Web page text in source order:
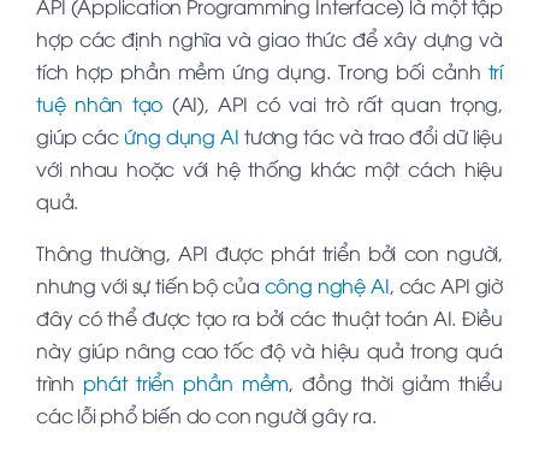
API (Application Programming Interface) là một tập
hợp các định nghĩa và giao thức để xây dựng và
tích hợp phần mềm ứng dụng. Trong bối cảnh trí
tuệ nhân tạo (AI), API có vai trò rất quan trọng,
giúp các ứng dụng AI tương tác và trao đổi dữ liệu
với nhau hoặc với hệ thống khác một cách hiệu
quả.
Thông thường, API được phát triển bởi con người,
nhưng với sự tiến bộ của công nghệ AI, các API giờ
đây có thể được tạo ra bởi các thuật toán AI. Điều
này giúp nâng cao tốc độ và hiệu quả trong quá
trình phát triển phần mềm, đồng thời giảm thiểu
các lỗi phổ biến do con người gây ra.